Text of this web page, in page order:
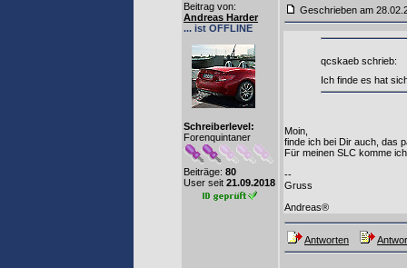
Beitrag von:
Andreas Harder
... ist OFFLINE
Schreiberlevel:
Forenquintaner
Beiträge: 80
User seit 21.09.2018
Geschrieben am
qcskaeb schrieb:
Ich finde es hat
Moin,
finde ich bei Dir auch, das
Für meinen SLC komme
--
Gruss
Andreas®
Antworten